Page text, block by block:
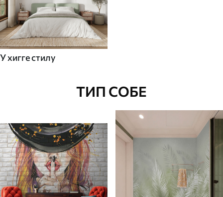
У хигге стилу
ТИП СОБЕ